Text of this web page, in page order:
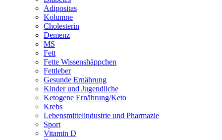
Adipositas
Kolumne
Cholesterin
Demenz
MS
Fett
Fette Wissenshäppchen
Fettleber
Gesunde Ernährung
Kinder und Jugendliche
Ketogene Ernährung/Keto
Krebs
Lebensmittelindustrie und Pharmazie
Sport
Vitamin D